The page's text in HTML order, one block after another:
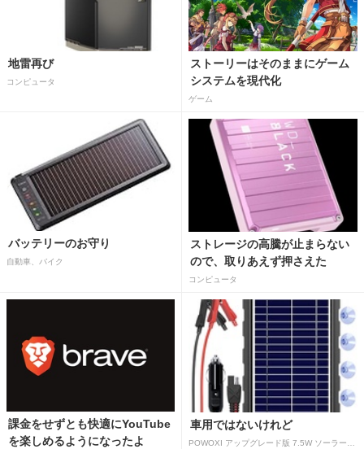
地雷再び
コンピュータ
ストーリーはそのままにゲーム
システムを現代化
ゲーム
バッテリーのお守り
自動車、バイク
ストレージの高騰が止まらない
ので、取りあえず押さえた
コンピュータ
課金をせずとも快適にYouTube
を楽しめるようになったよ
車用ではないけれど